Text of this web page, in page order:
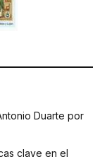
Duarte por
clave en el